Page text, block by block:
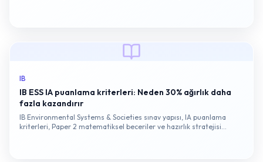
IB
IB ESS IA puanlama kriterleri: Neden 30% ağırlık daha
fazla kazandırır
IB Environmental Systems & Societies sınav yapısı, IA puanlama
kriterleri, Paper 2 matematiksel beceriler ve hazırlık stratejisi